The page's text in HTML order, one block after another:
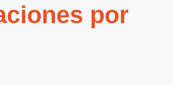
por